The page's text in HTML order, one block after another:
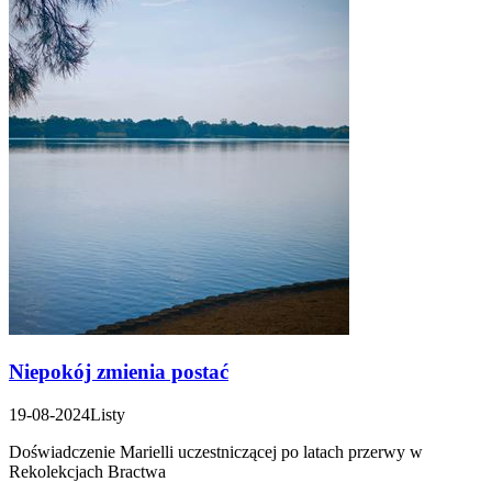
Niepokój zmienia postać
19-08-2024Listy
Doświadczenie Marielli uczestniczącej po latach przerwy w
Rekolekcjach Bractwa